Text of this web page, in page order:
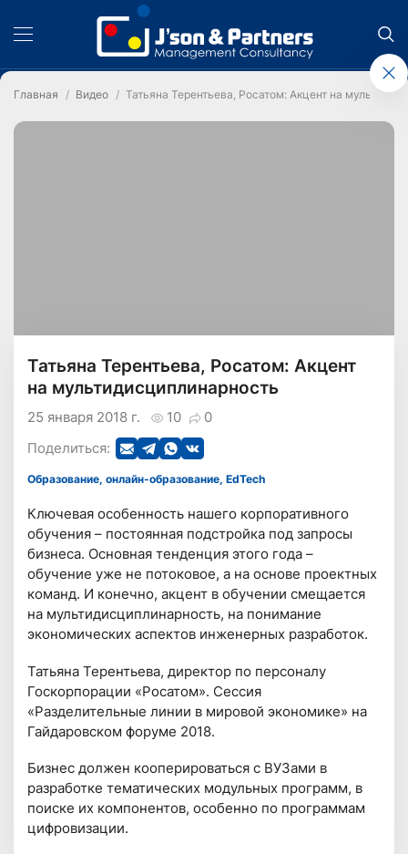
Главная Видео Татьяна Терентьева, Росатом: Акцент на
Татьяна Терентьева, Росатом: Акцент
на мультидисциплинарность
10 0
25 января 2018 г.
Поделиться:
Образование, онлайн-образование, EdTech
Ключевая особенность нашего корпоративного
обучения – постоянная подстройка под запросы
бизнеса. Основная тенденция этого года –
обучение уже не потоковое, а на основе проектных
команд. И конечно, акцент в обучении смещается
на мультидисциплинарность, на понимание
экономических аспектов инженерных разработок.
Татьяна Терентьева, директор по персоналу
Госкорпорации «Росатом». Сессия
«Разделительные линии в мировой экономике» на
Гайдаровском форуме 2018.
Бизнес должен кооперироваться с ВУЗами в
разработке тематических модульных программ, в
поиске их компонентов, особенно по программам
цифровизации.